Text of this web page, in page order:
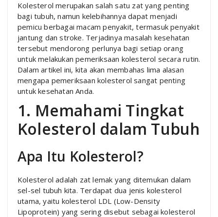
Kolesterol merupakan salah satu zat yang penting
bagi tubuh, namun kelebihannya dapat menjadi
pemicu berbagai macam penyakit, termasuk penyakit
jantung dan stroke. Terjadinya masalah kesehatan
tersebut mendorong perlunya bagi setiap orang
untuk melakukan pemeriksaan kolesterol secara rutin.
Dalam artikel ini, kita akan membahas lima alasan
mengapa pemeriksaan kolesterol sangat penting
untuk kesehatan Anda.
1. Memahami Tingkat
Kolesterol dalam Tubuh
Apa Itu Kolesterol?
Kolesterol adalah zat lemak yang ditemukan dalam
sel-sel tubuh kita. Terdapat dua jenis kolesterol
utama, yaitu kolesterol LDL (Low-Density
Lipoprotein) yang sering disebut sebagai kolesterol